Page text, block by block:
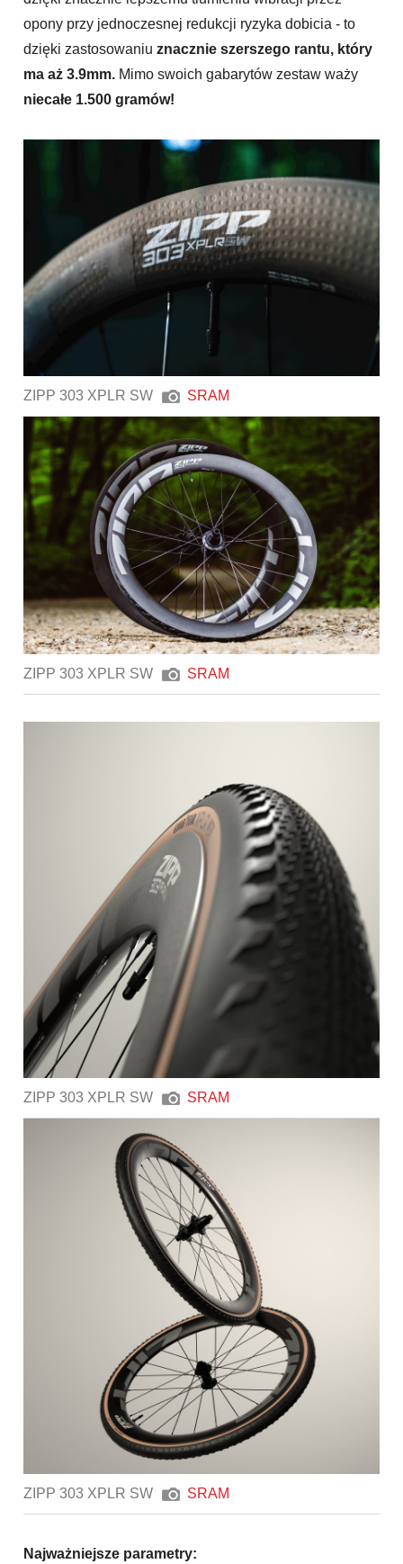
opony przy jednoczesnej redukcji ryzyka dobicia - to
dzięki zastosowaniuznacznie szerszego rantu, który
ma aż 3.9mm. Mimo swoich gabarytów zestaw waży
niecałe 1.500 gramów!
ZIPP 303 XPLR SW SRAM
ZIPP 303 XPLR SW SRAM
ZIPP 303 XPLR SW SRAM
ZIPP 303 XPLR SW SRAM
Najważniejsze parametry: